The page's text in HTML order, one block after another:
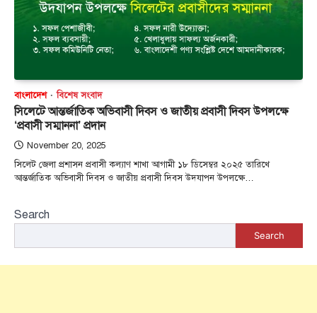
বাংলাদেশ বিশেষ সংবাদ
সিলেটে আন্তর্জাতিক অভিবাসী দিবস ও জাতীয় প্রবাসী দিবস উপলক্ষে
‘প্রবাসী সম্মাননা’ প্রদান
November 20, 2025
সিলেট জেলা প্রশাসন প্রবাসী কল্যাণ শাখা আগামী ১৮ ডিসেম্বর ২০২৫ তারিখে
আন্তর্জাতিক অভিবাসী দিবস ও জাতীয় প্রবাসী দিবস উদযাপন উপলক্ষে…
Search
Search